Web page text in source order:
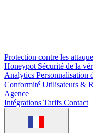
Protection contre les
Honeypot Sécurité de la
Analytics Personnalisation
Conformité Utilisateurs &
Agence
Intégrations Tarifs Contact